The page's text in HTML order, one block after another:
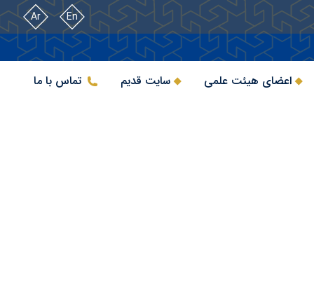
En
Ar
اعضای هیئت علمی سایت قدیم تماس با ما